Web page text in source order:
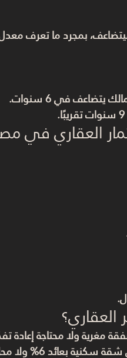
بمجرد ما تعرف معدل
.
مغرية ولا محتاجة إعادة
ولا محل تجاري بعائد 12%؟